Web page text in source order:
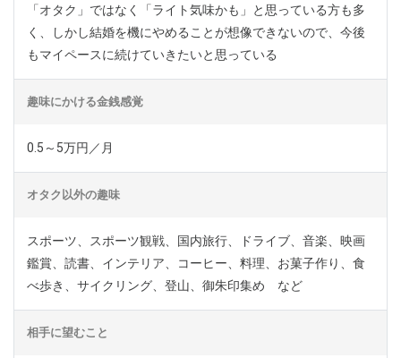
「オタク」ではなく「ライト気味かも」と思っている方も多
く、しかし結婚を機にやめることが想像できないので、今後
もマイペースに続けていきたいと思っている
趣味にかける金銭感覚
0.5～5万円／月
オタク以外の趣味
スポーツ、スポーツ観戦、国内旅行、ドライブ、音楽、映画
鑑賞、読書、インテリア、コーヒー、料理、お菓子作り、食
べ歩き、サイクリング、登山、御朱印集め など
相手に望むこと